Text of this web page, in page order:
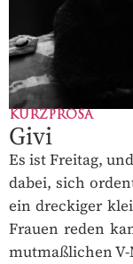
KURZPROSA
Givi
Es ist Freitag,
dabei, sich
ein dreckiger
Frauen reden
mutmaßlichen